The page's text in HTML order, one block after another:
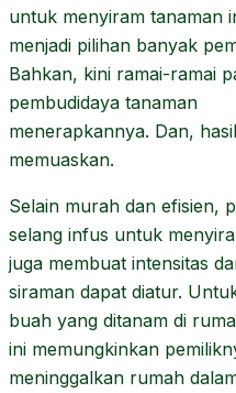
untuk menyiram tanaman
menjadi pilihan banyak
Bahkan, kini ramai-ramai
pembudidaya tanaman
menerapkannya. Dan,
memuaskan.
Selain murah dan efisien,
selang infus untuk
juga membuat intensitas
siraman dapat diatur.
buah yang ditanam di
ini memungkinkan
meninggalkan rumah